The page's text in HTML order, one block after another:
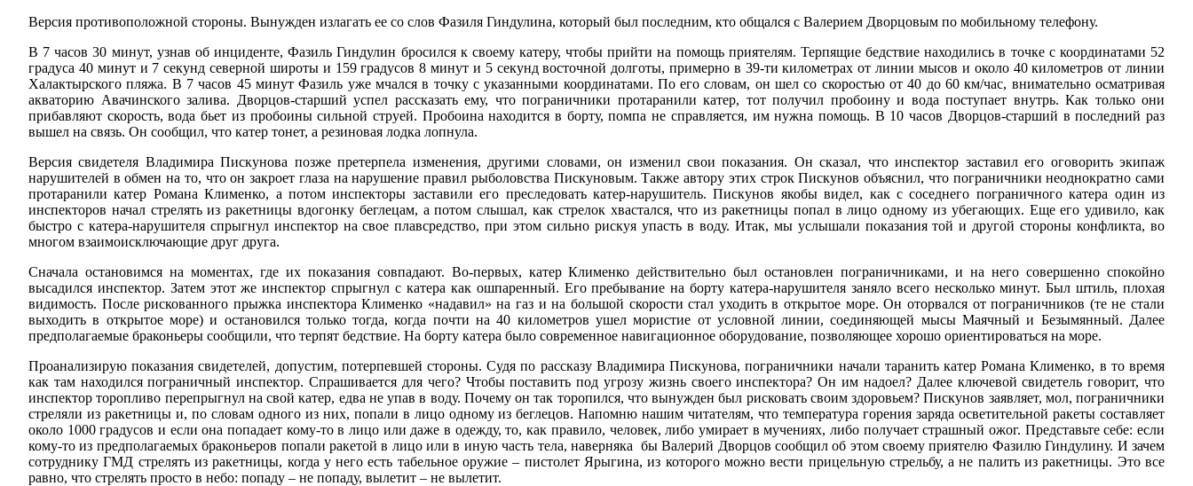
Версия противоположной стороны. Вынужден излагать ее со слов Фазиля Гиндулина, который был последним, кто общался с Валерием Дворцовым по мобильному телефону.
В 7 часов 30 минут, узнав об инциденте, Фазиль Гиндулин бросился к своему катеру, чтобы прийти на помощь приятелям. Терпящие бедствие находились в точке с координатами 52
градуса 40 минут и 7 секунд северной широты и 159 градусов 8 минут и 5 секунд восточной долготы, примерно в 39-ти километрах от линии мысов и около 40 километров от линии
Халактырского пляжа. В 7 часов 45 минут Фазиль уже мчался в точку с указанными координатами. По его словам, он шел со скоростью от 40 до 60 км/час, внимательно осматривая
акваторию Авачинского залива. Дворцов-старший успел рассказать ему, что пограничники протаранили катер, тот получил пробоину и вода поступает внутрь. Как только они
прибавляют скорость, вода бьет из пробоины сильной струей. Пробоина находится в борту, помпа не справляется, им нужна помощь. В 10 часов Дворцов-старший в последний раз
вышел на связь. Он сообщил, что катер тонет, а резиновая лодка лопнула.
Версия свидетеля Владимира Пискунова позже претерпела изменения, другими словами, он изменил свои показания. Он сказал, что инспектор заставил его оговорить экипаж
нарушителей в обмен на то, что он закроет глаза на нарушение правил рыболовства Пискуновым. Также автору этих строк Пискунов объяснил, что пограничники неоднократно сами
протаранили катер Романа Клименко, а потом инспекторы заставили его преследовать катер-нарушитель. Пискунов якобы видел, как с соседнего пограничного катера один из
инспекторов начал стрелять из ракетницы вдогонку беглецам, а потом слышал, как стрелок хвастался, что из ракетницы попал в лицо одному из убегающих. Еще его удивило, как
быстро с катера-нарушителя спрыгнул инспектор на свое плавсредство, при этом сильно рискуя упасть в воду. Итак, мы услышали показания той и другой стороны конфликта, во
многом взаимоисключающие друг друга.
Сначала остановимся на моментах, где их показания совпадают. Во-первых, катер Клименко действительно был остановлен пограничниками, и на него совершенно спокойно
высадился инспектор. Затем этот же инспектор спрыгнул с катера как ошпаренный. Его пребывание на борту катера-нарушителя заняло всего несколько минут. Был штиль, плохая
видимость. После рискованного прыжка инспектора Клименко «надавил» на газ и на большой скорости стал уходить в открытое море. Он оторвался от пограничников (те не стали
выходить в открытое море) и остановился только тогда, когда почти на 40 километров ушел мористие от условной линии, соединяющей мысы Маячный и Безымянный. Далее
предполагаемые браконьеры сообщили, что терпят бедствие. На борту катера было современное навигационное оборудование, позволяющее хорошо ориентироваться на море.
Проанализирую показания свидетелей, допустим, потерпевшей стороны. Судя по рассказу Владимира Пискунова, пограничники начали таранить катер Романа Клименко, в то время
как там находился пограничный инспектор. Спрашивается для чего? Чтобы поставить под угрозу жизнь своего инспектора? Он им надоел? Далее ключевой свидетель говорит, что
инспектор торопливо перепрыгнул на свой катер, едва не упав в воду. Почему он так торопился, что вынужден был рисковать своим здоровьем? Пискунов заявляет, мол, пограничники
стреляли из ракетницы и, по словам одного из них, попали в лицо одному из беглецов. Напомню нашим читателям, что температура горения заряда осветительной ракеты составляет
около 1000 градусов и если она попадает кому-то в лицо или даже в одежду, то, как правило, человек, либо умирает в мучениях, либо получает страшный ожог. Представьте себе: если
кому-то из предполагаемых браконьеров попали ракетой в лицо или в иную часть тела, наверняка бы Валерий Дворцов сообщил об этом своему приятелю Фазилю Гиндулину. И зачем
сотруднику ГМД стрелять из ракетницы, когда у него есть табельное оружие – пистолет Ярыгина, из которого можно вести прицельную стрельбу, а не палить из ракетницы. Это все
равно, что стрелять просто в небо: попаду – не попаду, вылетит – не вылетит.